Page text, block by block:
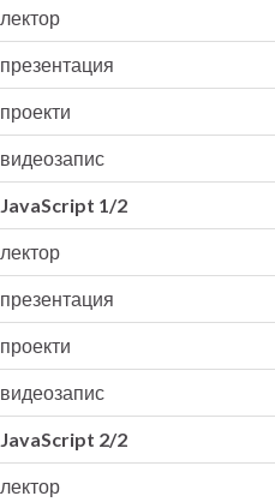
лектор
презентация
проекти
видеозапис
JavaScript 1/2
лектор
презентация
проекти
видеозапис
JavaScript 2/2
лектор